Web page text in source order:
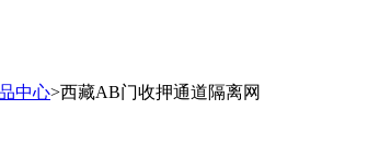
中心>西藏AB门收押通道隔离网